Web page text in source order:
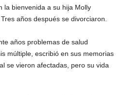
la bienvenida a su hija Molly
años después se divorciaron.
años problemas de salud
múltiple, escribió en sus memorias
se vieron afectadas, pero su vida